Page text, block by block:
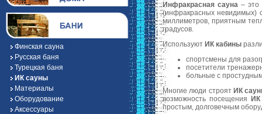
Финская сауна
Русская баня
Турецкая баня
ИК сауны
Материалы
Оборудование
Аксессуары
Инфракрасная сауна– это
(инфракрасных невидимых)
миллиметров, приятным
градусов.
Используют ИК кабины
спортсмены для
посетители
больные с
Многие люди строят ИК
возможность посещения
простым, долговечным